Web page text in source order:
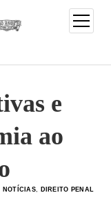
menu
de
e
ao
NOTÍCIAS
DIREITO PENAL